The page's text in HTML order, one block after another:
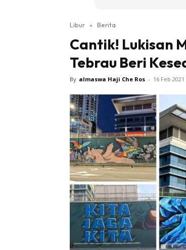
Libur » Berita
Cantik! Lukisan
Tebrau Beri
By almaswa Haji Che Ros - 16 Feb 2021